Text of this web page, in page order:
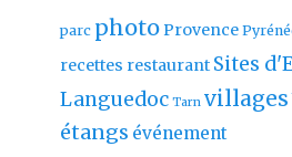
parc photoProvence
recettes restaurant Sites
Languedoc Tarn villages
étangs événement